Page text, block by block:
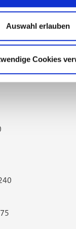
Auswahl erlauben
Cookies